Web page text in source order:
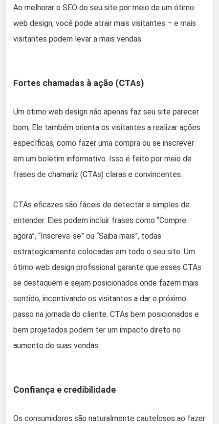
Ao melhorar o SEO do seu site por meio de um ótimo
web design, você pode atrair mais visitantes – e mais
visitantes podem levar a mais vendas.
Fortes chamadas à ação (CTAs)
Um ótimo web design não apenas faz seu site parecer
bom; Ele também orienta os visitantes a realizar ações
específicas, como fazer uma compra ou se inscrever
em um boletim informativo. Isso é feito por meio de
frases de chamariz (CTAs) claras e convincentes.
CTAs eficazes são fáceis de detectar e simples de
entender. Eles podem incluir frases como “Compre
agora”, “Inscreva-se” ou “Saiba mais”, todas
estrategicamente colocadas em todo o seu site. Um
ótimo web design profissional garante que esses CTAs
se destaquem e sejam posicionados onde fazem mais
sentido, incentivando os visitantes a dar o próximo
passo na jornada do cliente. CTAs bem posicionados e
bem projetados podem ter um impacto direto no
aumento de suas vendas.
Confiança e credibilidade
Os consumidores são naturalmente cautelosos ao fazer